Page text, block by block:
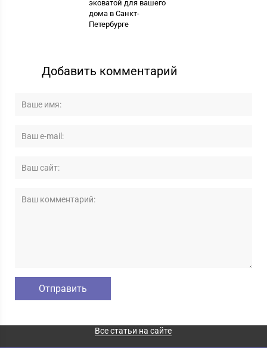
эковатой для вашего
дома в Санкт-
Петербурге
Добавить комментарий
Все статьи на сайте